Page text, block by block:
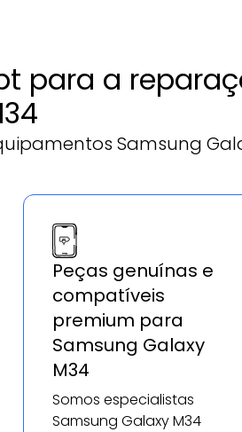
para a
Samsung
Peças genuínas e
compatíveis
premium para
Samsung Galaxy
M34
Somos especialistas
Samsung Galaxy M34